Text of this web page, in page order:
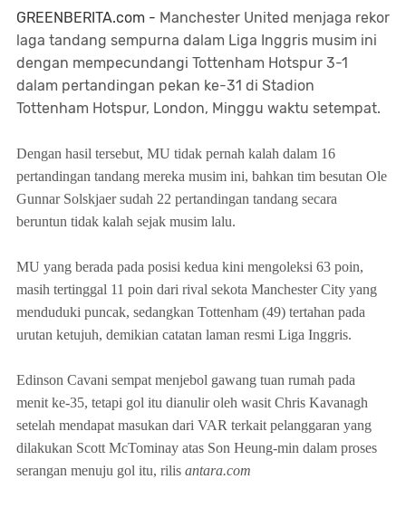
GREENBERITA.com - Manchester United menjaga rekor
laga tandang sempurna dalam Liga Inggris musim ini
dengan mempecundangi Tottenham Hotspur 3-1
dalam pertandingan pekan ke-31 di Stadion
Tottenham Hotspur, London, Minggu waktu setempat.
Dengan hasil tersebut, MU tidak pernah kalah dalam 16
pertandingan tandang mereka musim ini, bahkan tim besutan Ole
Gunnar Solskjaer sudah 22 pertandingan tandang secara
beruntun tidak kalah sejak musim lalu.
MU yang berada pada posisi kedua kini mengoleksi 63 poin,
masih tertinggal 11 poin dari rival sekota Manchester City yang
menduduki puncak, sedangkan Tottenham (49) tertahan pada
urutan ketujuh, demikian catatan laman resmi Liga Inggris.
Edinson Cavani sempat menjebol gawang tuan rumah pada
menit ke-35, tetapi gol itu dianulir oleh wasit Chris Kavanagh
setelah mendapat masukan dari VAR terkait pelanggaran yang
dilakukan Scott McTominay atas Son Heung-min dalam proses
serangan menuju gol itu, rilis antara.com